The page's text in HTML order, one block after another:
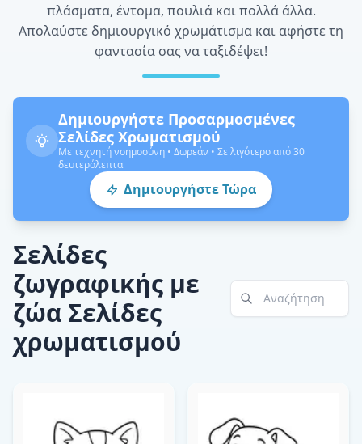
πλάσματα, έντομα, πουλιά και πολλά άλλα.
Απολαύστε δημιουργικό χρωμάτισμα και αφήστε τη
φαντασία σας να ταξιδέψει!
Δημιουργήστε Προσαρμοσμένες
Σελίδες Χρωματισμού
Με τεχνητή νοημοσύνη • Δωρεάν • Σε λιγότερο από 30
δευτερόλεπτα
Δημιουργήστε Τώρα
Σελίδες
ζωγραφικής με
ζώα Σελίδες
χρωματισμού